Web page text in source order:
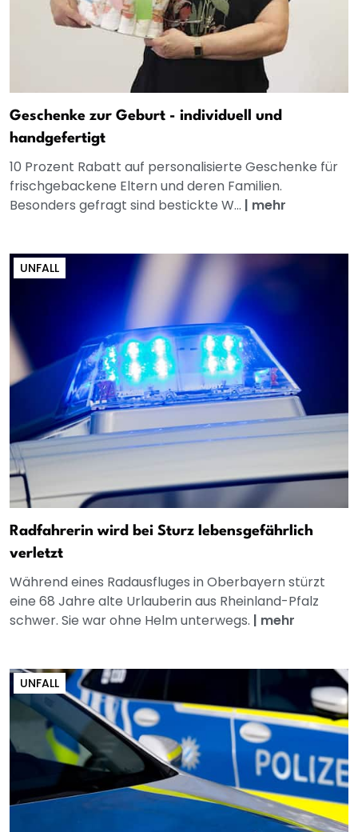
Geschenke zur Geburt - individuell und
handgefertigt
10 Prozent Rabatt auf personalisierte Geschenke für
frischgebackene Eltern und deren Familien.
Besonders gefragt sind bestickte W... | mehr
UNFALL
Radfahrerin wird bei Sturz lebensgefährlich
verletzt
Während eines Radausfluges in Oberbayern stürzt
eine 68 Jahre alte Urlauberin aus Rheinland-Pfalz
schwer. Sie war ohne Helm unterwegs. | mehr
UNFALL